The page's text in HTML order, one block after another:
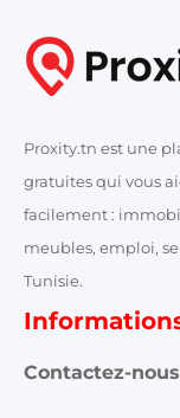
Proxity.tn est une
gratuites qui vous
facilement :
meubles, emploi,
Tunisie.
Contactez-nous